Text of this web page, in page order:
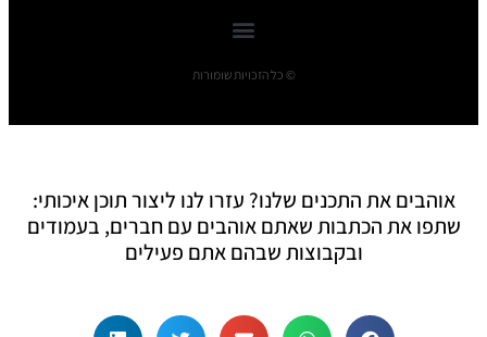
© כל הזכויות שומורות
אוהבים את התכנים שלנו? עזרו לנו ליצור תוכן איכותי:
שתפו את הכתבות שאתם אוהבים עם חברים, בעמודים
ובקבוצות שבהם אתם פעילים